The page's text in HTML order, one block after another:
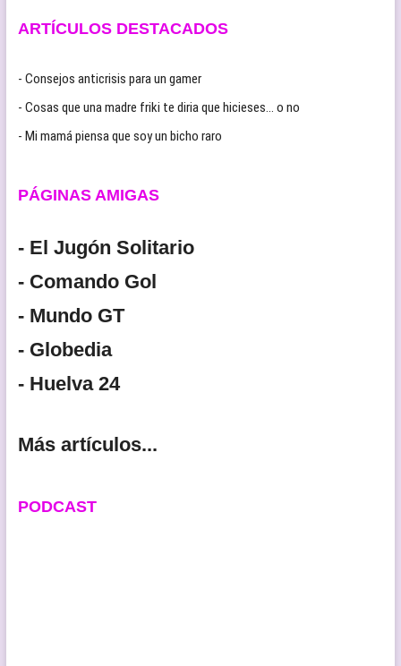
ARTÍCULOS DESTACADOS
- Consejos anticrisis para un gamer
- Cosas que una madre friki te diria que hicieses… o no
- Mi mamá piensa que soy un bicho raro
PÁGINAS AMIGAS
- El Jugón Solitario
- Comando Gol
- Mundo GT
- Globedia
- Huelva 24
Más artículos...
PODCAST